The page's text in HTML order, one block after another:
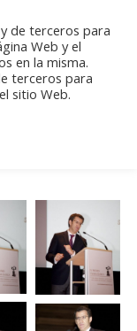
aquí:Inicio
Galería
de terceros para
Web y el
en la misma.
terceros para
sitio Web.